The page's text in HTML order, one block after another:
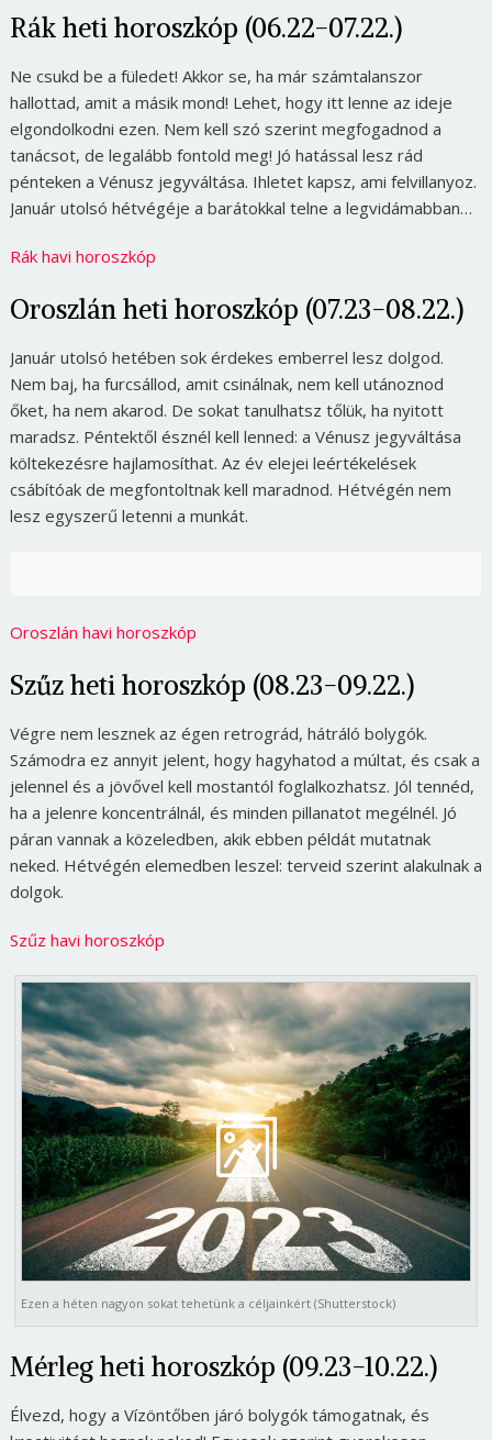
Rák heti horoszkóp (06.22-07.22.)
Ne csukd be a füledet! Akkor se, ha már számtalanszor
hallottad, amit a másik mond! Lehet, hogy itt lenne az ideje
elgondolkodni ezen. Nem kell szó szerint megfogadnod a
tanácsot, de legalább fontold meg! Jó hatással lesz rád
pénteken a Vénusz jegyváltása. Ihletet kapsz, ami felvillanyoz.
Január utolsó hétvégéje a barátokkal telne a legvidámabban…
Rák havi horoszkóp
Oroszlán heti horoszkóp (07.23-08.22.)
Január utolsó hetében sok érdekes emberrel lesz dolgod.
Nem baj, ha furcsállod, amit csinálnak, nem kell utánoznod
őket, ha nem akarod. De sokat tanulhatsz tőlük, ha nyitott
maradsz. Péntektől észnél kell lenned: a Vénusz jegyváltása
költekezésre hajlamosíthat. Az év elejei leértékelések
csábítóak de megfontoltnak kell maradnod. Hétvégén nem
lesz egyszerű letenni a munkát.
Oroszlán havi horoszkóp
Szűz heti horoszkóp (08.23-09.22.)
Végre nem lesznek az égen retrográd, hátráló bolygók.
Számodra ez annyit jelent, hogy hagyhatod a múltat, és csak a
jelennel és a jövővel kell mostantól foglalkozhatsz. Jól tennéd,
ha a jelenre koncentrálnál, és minden pillanatot megélnél. Jó
páran vannak a közeledben, akik ebben példát mutatnak
neked. Hétvégén elemedben leszel: terveid szerint alakulnak a
dolgok.
Szűz havi horoszkóp
Ezen a héten nagyon sokat tehetünk a céljainkért (Shutterstock)
Mérleg heti horoszkóp (09.23-10.22.)
Élvezd, hogy a Vízöntőben járó bolygók támogatnak, és